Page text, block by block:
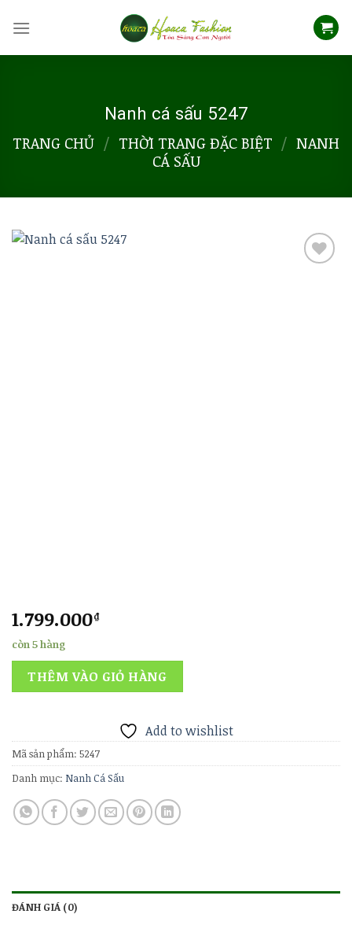
Nanh cá sấu 5247
TRANG CHỦ / THỜI TRANG ĐẶC BIỆT / NANH
CÁ SẤU
1.799.000₫
còn 5 hàng
THÊM VÀO GIỎ HÀNG
Add to wishlist
Mã sản phẩm: 5247
Danh mục: Nanh Cá Sấu
ĐÁNH GIÁ (0)